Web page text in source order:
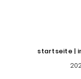
startseite |